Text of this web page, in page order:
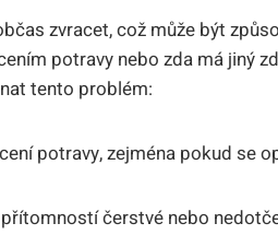
zvracet, což může být
potravy nebo zda má jiný
tento problém:
potravy, zejména pokud se
čerstvé nebo